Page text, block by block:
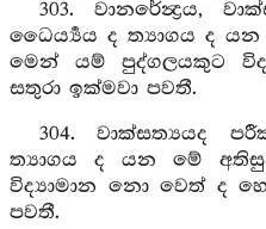
303. වානරේන්‍ද්‍රය,
ධෛර්‍ය්‍යය ද ත්‍යාගය ද
මෙන් යම් පුද්ගලයකුට
සතුරා ඉක්මවා පවතී.
304. වාක්සත්‍යයද
ත්‍යාගය ද යන මේ
විද්‍යාමාන නො වෙත් ද
පවතී.